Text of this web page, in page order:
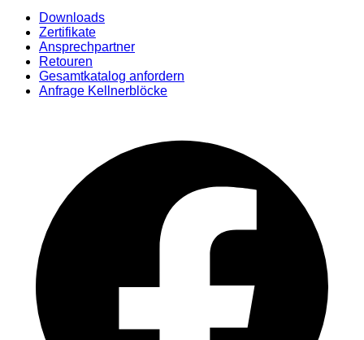
Downloads
Zertifikate
Ansprechpartner
Retouren
Gesamtkatalog anfordern
Anfrage Kellnerblöcke